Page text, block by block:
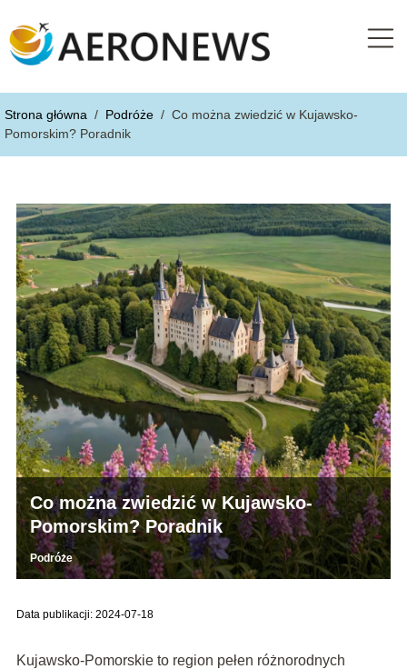
Strona główna / Podróże / Co można zwiedzić w Kujawsko-
Pomorskim? Poradnik
Co można zwiedzić w Kujawsko-
Pomorskim? Poradnik
Podróże
Data publikacji: 2024-07-18
Kujawsko-Pomorskie to region pełen różnorodnych